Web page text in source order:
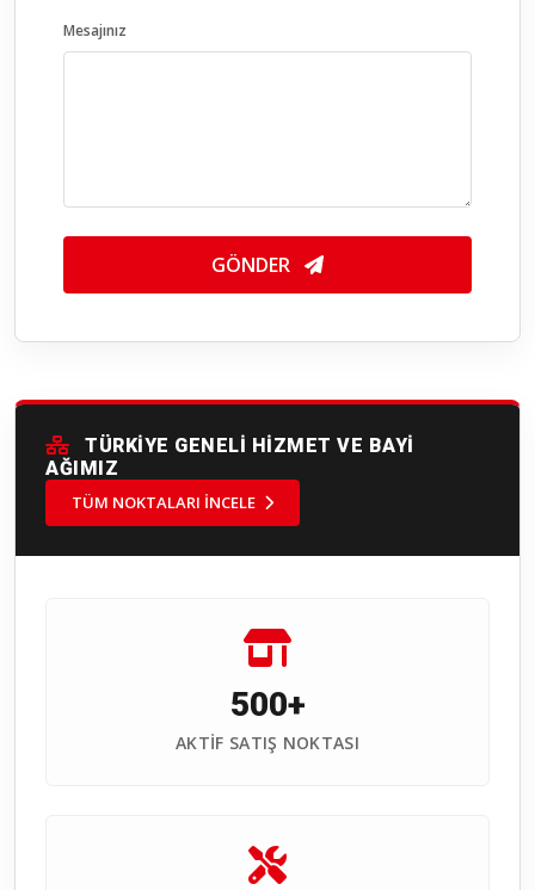
Mesajınız
GÖNDER
TÜRKİYE GENELİ HİZMET VE BAYİ
AĞIMIZ
TÜM NOKTALARI İNCELE
500+
AKTIF SATIŞ NOKTASI